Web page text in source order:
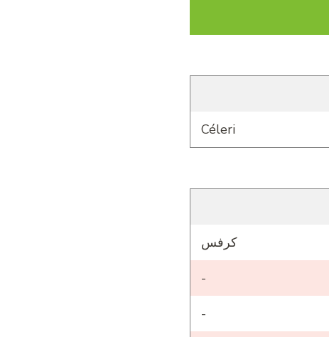
Céleri
كرفس
-
-